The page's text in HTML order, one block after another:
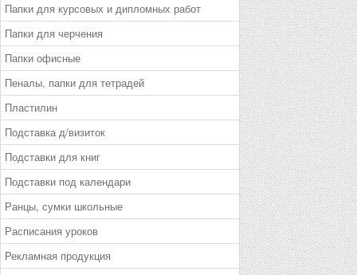
Папки для курсовых и дипломных работ
Папки для черчения
Папки офисные
Пеналы, папки для тетрадей
Пластилин
Подставка д/визиток
Подставки для книг
Подставки под календари
Ранцы, сумки школьные
Расписания уроков
Рекламная продукция